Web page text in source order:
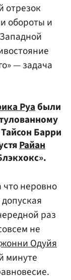
отрезок
обороты и
— задача
Руабыли
Барри
Райан
что неровно
раз
не
Одуйя
минуте